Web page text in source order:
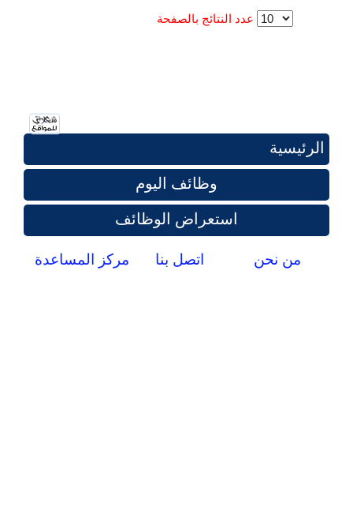
عدد النتائج بالصفحة
الرئيسية
وظائف اليوم
استعراض الوظائف
من نحن اتصل بنا مركز المساعدة